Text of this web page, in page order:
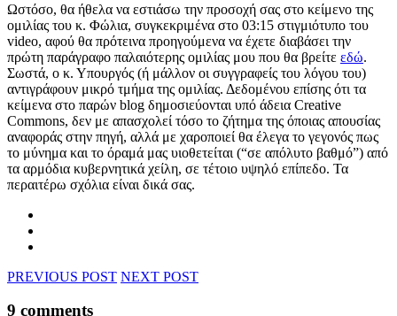
Ωστόσο, θα ήθελα να εστιάσω την προσοχή σας στο κείμενο της
ομιλίας του κ. Φώλια, συγκεκριμένα στο 03:15 στιγμιότυπο του
video, αφού θα πρότεινα προηγούμενα να έχετε διαβάσει την
πρώτη παράγραφο παλαιότερης ομιλίας μου που θα βρείτε εδώ.
Σωστά, ο κ. Υπουργός (ή μάλλον οι συγγραφείς του λόγου του)
αντιγράφουν μικρό τμήμα της ομιλίας. Δεδομένου επίσης ότι τα
κείμενα στο παρών blog δημοσιεύονται υπό άδεια Creative
Commons, δεν με απασχολεί τόσο το ζήτημα της όποιας απουσίας
αναφοράς στην πηγή, αλλά με χαροποιεί θα έλεγα το γεγονός πως
το μύνημα και το όραμά μας υιοθετείται (“σε απόλυτο βαθμό”) από
τα αρμόδια κυβερνητικά χείλη, σε τέτοιο υψηλό επίπεδο. Τα
περαιτέρω σχόλια είναι δικά σας.
PREVIOUS POST NEXT POST
9 comments